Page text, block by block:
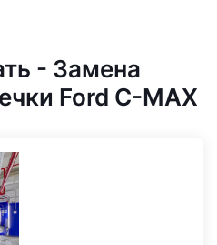
- Замена
Ford C-MAX